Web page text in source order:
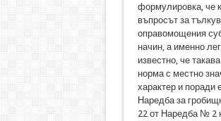
формулировка, че
въпросът за
оправомощения
начин, а именно
известно, че
норма с местно
характер и поради
Наредба за
22 от Наредба № 2